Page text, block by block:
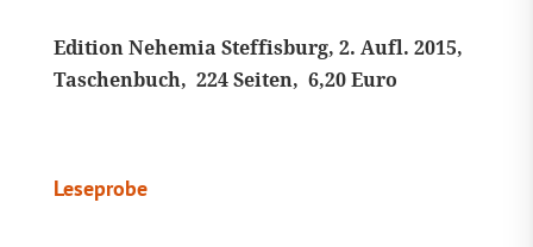
Edition Nehemia Steffisburg, 2. Aufl. 2015,
Taschenbuch, 224 Seiten, 6,20 Euro
Leseprobe